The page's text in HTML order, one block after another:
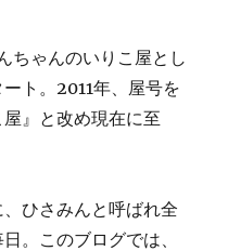
ちゃんのいりこ屋とし
ト。2011年、屋号を
屋』と改め現在に至
ひさみんと呼ばれ全
。このブログでは、